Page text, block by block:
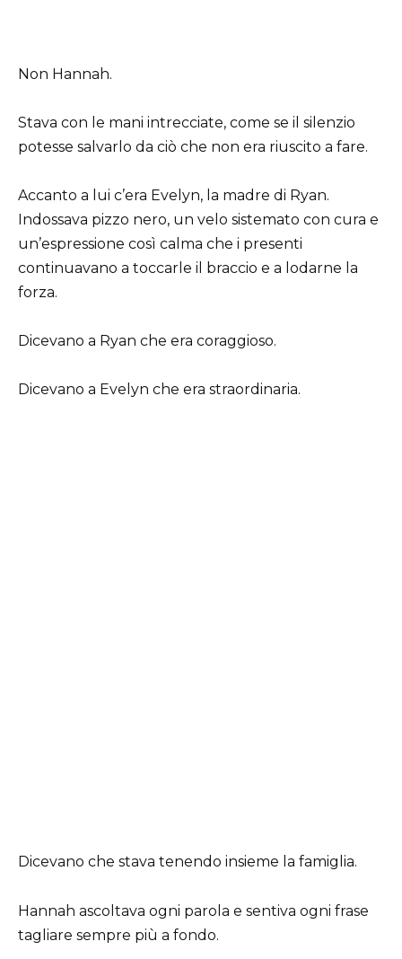
Non Hannah.
Stava con le mani intrecciate, come se il silenzio
potesse salvarlo da ciò che non era riuscito a fare.
Accanto a lui c’era Evelyn, la madre di Ryan.
Indossava pizzo nero, un velo sistemato con cura e
un’espressione così calma che i presenti
continuavano a toccarle il braccio e a lodarne la
forza.
Dicevano a Ryan che era coraggioso.
Dicevano a Evelyn che era straordinaria.
Dicevano che stava tenendo insieme la famiglia.
Hannah ascoltava ogni parola e sentiva ogni frase
tagliare sempre più a fondo.